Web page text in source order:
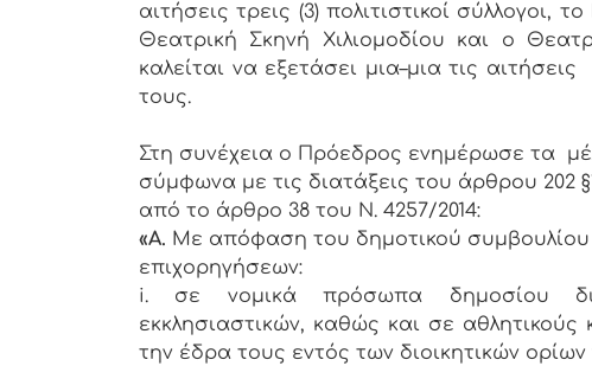
αιτήσεις τρεις (3) πολιτιστικοί σύλλογοι,
Θεατρική Σκηνή Χιλιομοδίου και ο
καλείται να εξετάσει μια–μια τις
τους.
Στη συνέχεια ο Πρόεδρος ενημέρωσε τα
σύμφωνα με τις διατάξεις του άρθρου 202
από το άρθρο 38 του Ν. 4257/2014:
«Α. Με απόφαση του δημοτικού
επιχορηγήσεων:
i. σε νομικά πρόσωπα δημοσίου
εκκλησιαστικών, καθώς και σε αθλητικούς
την έδρα τους εντός των διοικητικών